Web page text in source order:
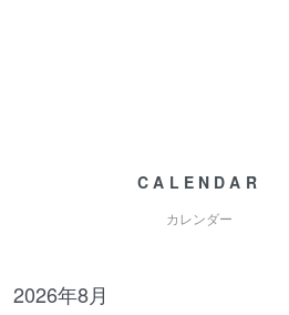
CALENDAR
カレンダー
2026年8月